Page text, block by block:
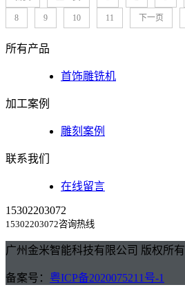
8 9 10 11 下一页
所有产品
首饰雕铣机
加工案例
雕刻案例
联系我们
在线留言
15302203072
15302203072咨询热线
广州金米智能科技有限公司 版权所有
备案号： 粤ICP备2020075211号-1